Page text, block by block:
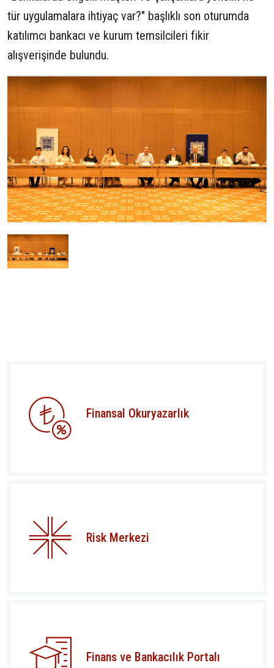
tür uygulamalara ihtiyaç var?" başlıklı son oturumda
katılımcı bankacı ve kurum temsilcileri fikir
alışverişinde bulundu.
Finansal Okuryazarlık
Risk Merkezi
Finans ve Bankacılık Portalı